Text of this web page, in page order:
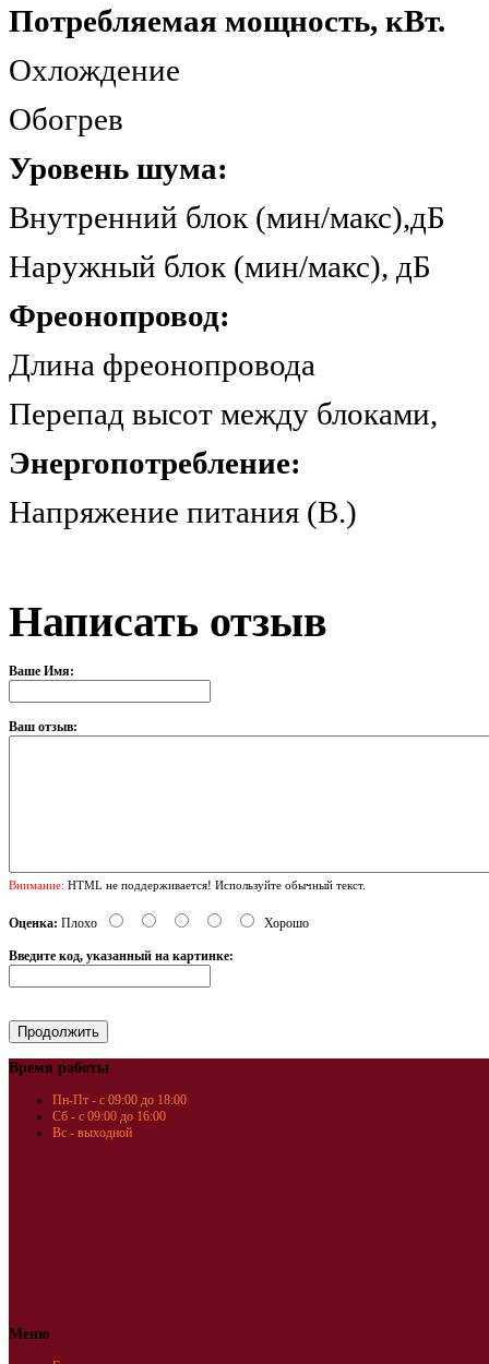
Потребляемая мощность, кВт.
Обогрев
Уровень шума:
Внутренний блок (мин/
Наружный блок (мин/
Фреонопровод:
Длина
Перепад высот между
Энергопотребление:
Напряжение питания
Написать отзыв
Ваше Имя:
Ваш отзыв:
Внимание: HTML не поддерживается! Используйте обычный текст.
Оценка: Плохо Хорошо
Введите код, указанный на картинке:
Время работы
Пн-Пт - с 09:00 до 18:00
Сб - с 09:00 до 16:00
Вс - выходной
Меню